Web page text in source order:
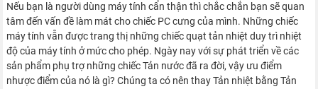
Nếu bạn là người dùng máy tính cẩn thận thì chắc chắn bạn sẽ quan
tâm đến vấn đề làm mát cho chiếc PC cưng của mình. Những chiếc
máy tính vẫn được trang thị những chiếc quạt tản nhiệt duy trì nhiệt
độ của máy tính ở mức cho phép. Ngày nay với sự phát triển về các
sản phẩm phụ trợ những chiếc Tản nước đã ra đời, vậy ưu điểm
nhược điểm của nó là gì? Chúng ta có nên thay Tản nhiệt bằng Tản